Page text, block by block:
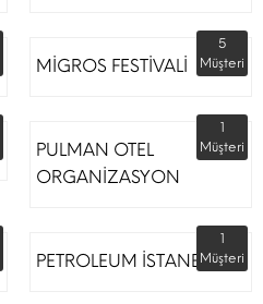
MİGROS FESTİVALİ
5
Müşteri
PULMAN OTEL
ORGANİZASYON
1
Müşteri
PETROLEUM İSTANBUL
1
Müşteri